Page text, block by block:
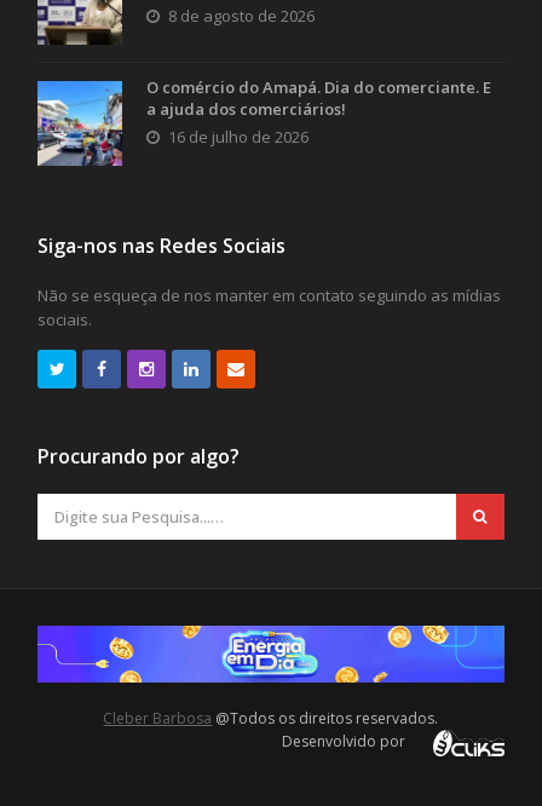
8 de agosto de 2026
O comércio do Amapá. Dia do comerciante. E
a ajuda dos comerciários!
16 de julho de 2026
Siga-nos nas Redes Sociais
Não se esqueça de nos manter em contato seguindo as mídias
sociais.
Procurando por algo?
Cleber Barbosa @Todos os direitos reservados.
Desenvolvido por